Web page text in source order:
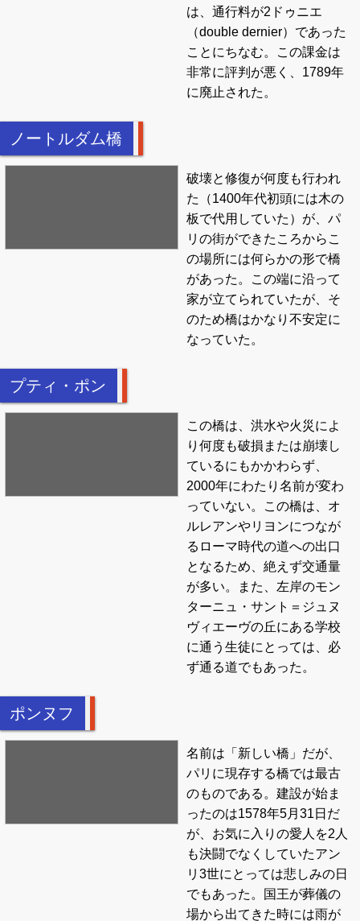
は、通行料が2ドゥニエ
（double dernier）であった
ことにちなむ。この課金は
非常に評判が悪く、1789年
に廃止された。
ノートルダム橋
破壊と修復が何度も行われ
た（1400年代初頭には木の
板で代用していた）が、パ
リの街ができたころからこ
の場所には何らかの形で橋
があった。この端に沿って
家が立てられていたが、そ
のため橋はかなり不安定に
なっていた。
プティ・ポン
この橋は、洪水や火災によ
り何度も破損または崩壊し
ているにもかかわらず、
2000年にわたり名前が変わ
っていない。この橋は、オ
ルレアンやリヨンにつなが
るローマ時代の道への出口
となるため、絶えず交通量
が多い。また、左岸のモン
ターニュ・サント＝ジュヌ
ヴィエーヴの丘にある学校
に通う生徒にとっては、必
ず通る道でもあった。
ポンヌフ
名前は「新しい橋」だが、
パリに現存する橋では最古
のものである。建設が始ま
ったのは1578年5月31日だ
が、お気に入りの愛人を2人
も決闘でなくしていたアン
リ3世にとっては悲しみの日
でもあった。国王が葬儀の
場から出てきた時には雨が